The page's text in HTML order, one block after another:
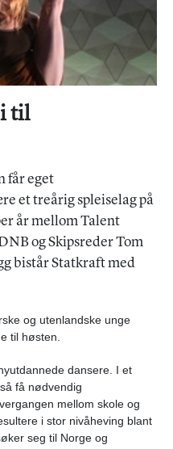
til
får eget
et treårig spleiselag på
år mellom Talent
og Skipsreder Tom
bistår Statkraft med
og utenlandske unge
til høsten.
dansere. I et
få nødvendig
mellom skole og
i stor nivåheving blant
seg til Norge og